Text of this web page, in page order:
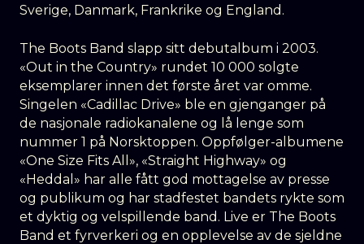
Sverige, Danmark, Frankrike og England.
The Boots Band slapp sitt debutalbum i 2003.
«Out in the Country» rundet 10 000 solgte
eksemplarer innen det første året var omme.
Singelen «Cadillac Drive» ble en gjenganger på
de nasjonale radiokanalene og lå lenge som
nummer 1 på Norsktoppen. Oppfølger-albumene
«One Size Fits All», «Straight Highway» og
«Heddal» har alle fått god mottagelse av presse
og publikum og har stadfestet bandets rykte som
et dyktig og velspillende band. Live er The Boots
Band et fyrverkeri og en opplevelse av de sjeldne